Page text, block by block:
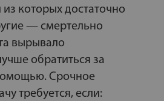
которых достаточно
— смертельно
вырывало
обратиться за
Срочное
требуется, если: